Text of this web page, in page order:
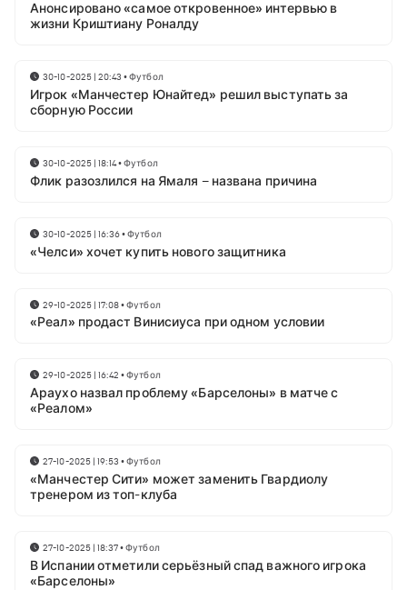
Анонсировано «самое откровенное» интервью в
жизни Криштиану Роналду
30-10-2025 | 20:43 •Футбол
Игрок «Манчестер Юнайтед» решил выступать за
сборную России
30-10-2025 | 18:14•Футбол
Флик разозлился на Ямаля – названа причина
30-10-2025 | 16:36•Футбол
«Челси» хочет купить нового защитника
29-10-2025 | 17:08•Футбол
«Реал» продаст Винисиуса при одном условии
29-10-2025 | 16:42 •Футбол
Араухо назвал проблему «Барселоны» в матче с
«Реалом»
27-10-2025 | 19:53 •Футбол
«Манчестер Сити» может заменить Гвардиолу
тренером из топ-клуба
27-10-2025 | 18:37•Футбол
В Испании отметили серьёзный спад важного игрока
«Барселоны»